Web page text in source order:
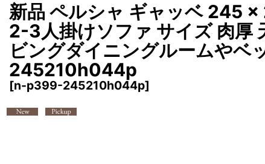
新品 ペルシャ ギャッベ 245
2-3人掛けソファ サイズ 肉厚
ビングダイニングルームやベ
245210h044p
[n-p399-245210h044p]